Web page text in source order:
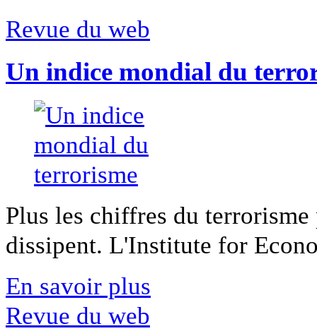
Revue du web
Un indice mondial du
Plus les chiffres du
dissipent. L'Institute for
En savoir plus
Revue du web